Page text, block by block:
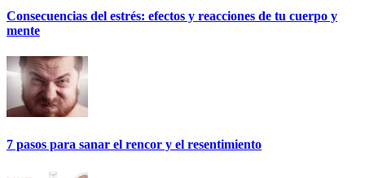
Consecuencias del estrés: efectos y reacciones de tu cuerpo y
mente
7 pasos para sanar el rencor y el resentimiento